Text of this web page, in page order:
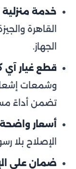
خدمة
القاهرة
الجهاز.
قطع غيار
وشمعات
تضمن أداءً
أسعار
الإصلاح بلا
ضمان على